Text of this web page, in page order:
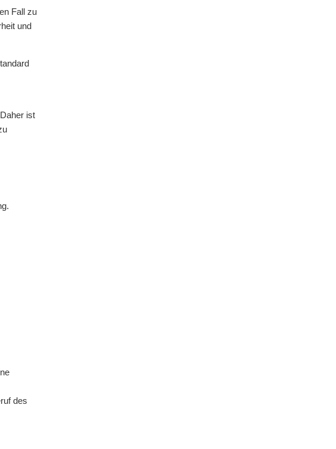
Fall zu
und
ist
des